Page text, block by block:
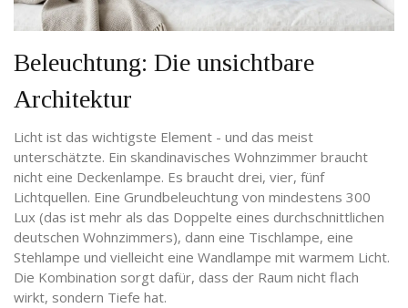
Beleuchtung: Die unsichtbare
Architektur
Licht ist das wichtigste Element - und das meist
unterschätzte. Ein skandinavisches Wohnzimmer braucht
nicht eine Deckenlampe. Es braucht drei, vier, fünf
Lichtquellen. Eine Grundbeleuchtung von mindestens 300
Lux (das ist mehr als das Doppelte eines durchschnittlichen
deutschen Wohnzimmers), dann eine Tischlampe, eine
Stehlampe und vielleicht eine Wandlampe mit warmem Licht.
Die Kombination sorgt dafür, dass der Raum nicht flach
wirkt, sondern Tiefe hat.